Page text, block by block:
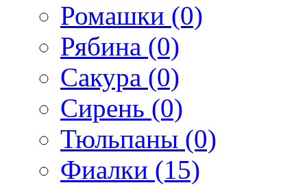
Ромашки (0)
Рябина (0)
Сакура (0)
Сирень (0)
Тюльпаны (0)
Фиалки (15)